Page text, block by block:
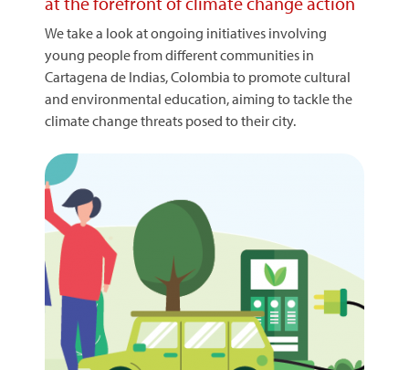
We take a look at ongoing initiatives involving
young people from different communities in
Cartagena de Indias, Colombia to promote cultural
and environmental education, aiming to tackle the
climate change threats posed to their city.